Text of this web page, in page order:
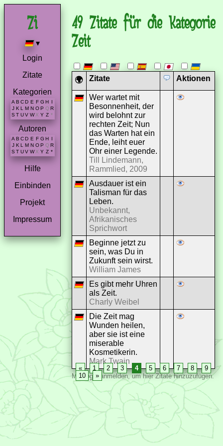
▾
Login
Zitate
Kategorien
A B C D E F G H I
J K L M N O P Q R
S T U V W X Y Z *
Autoren
A B C D E F G H
J K L M N O P Q R
S T U V W X Y Z *
Hilfe
Einbinden
Projekt
Impressum
49 Zitate für die Kategorie
Zeit
🌍 Zitate Aktionen
Wer wartet mit
Besonnenheit, der
wird belohnt zur
rechten Zeit; Nun
das Warten hat ein
Ende, leiht euer
Ohr einer Legende.
Till Lindemann,
Rammlied, 2009
Ausdauer ist ein
Talisman für das
Leben.
Unbekannt,
Afrikanisches
Sprichwort
Beginne jetzt zu
sein, was Du in
Zukunft sein wirst.
William James
Es gibt mehr Uhren
als Zeit.
Charly Weibel
Die Zeit mag
Wunden heilen,
aber sie ist eine
miserable
Kosmetikerin.
Mark Twain
« 1 2 3 4 5 6 7 8
9
10
»
MitLoginanmelden, um hier Zitate hinzuzufügen.